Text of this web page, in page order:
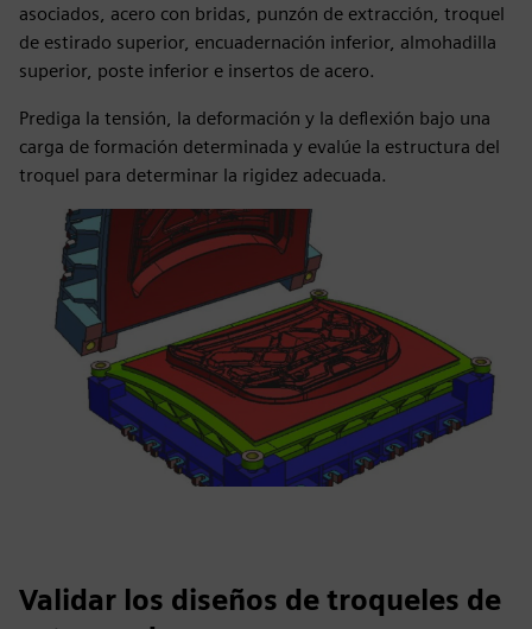
asociados, acero con bridas, punzón de extracción, troquel
de estirado superior, encuadernación inferior, almohadilla
superior, poste inferior e insertos de acero.
Prediga la tensión, la deformación y la deflexión bajo una
carga de formación determinada y evalúe la estructura del
troquel para determinar la rigidez adecuada.
Validar los diseños de troqueles de